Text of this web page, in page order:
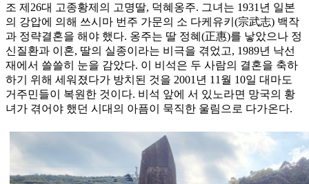
조 제26대 고종황제의 고명딸, 덕혜옹주. 그녀는 1931년 일본
의 강압에 의해 쓰시마 번주 가문의 소 다케유키(宗武志) 백작
과 정략결혼을 해야 했다. 옹주는 딸 정혜(正惠)를 낳았으나 정
신질환과 이혼, 딸의 실종이라는 비극을 겪었고, 1989년 낙선
재에서 쓸쓸히 눈을 감았다. 이 비석은 두 사람의 결혼을 축하
하기 위해 세워졌다가 방치된 것을 2001년 11월 10일 대마도
거주민들이 복원한 것이다. 비석 앞에 서 있노라면 망국의 황
녀가 겪어야 했던 시대의 아픔이 묵직한 울림으로 다가온다.